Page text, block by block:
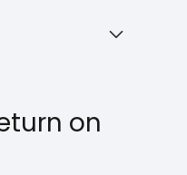
on